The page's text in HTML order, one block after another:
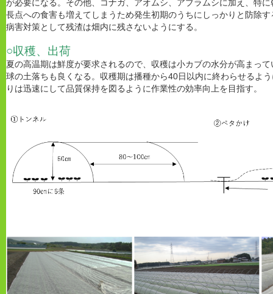
が必要になる。その他、コナガ、アオムシ、アブラムシに加え、特
長点への食害も増えてしまうため発生初期のうちにしっかりと防除す
病害対策として残渣は畑内に残さないようにする。
○収穫、出荷
夏の高温期は鮮度が要求されるので、収穫は小カブの水分が高まっ
球の土落ちも良くなる。収穫期は播種から40日以内に終わらせるよ
りは迅速にして品質保持を図るように作業性の効率向上を目指す。